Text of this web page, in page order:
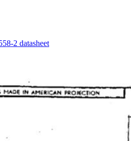
2 datasheet